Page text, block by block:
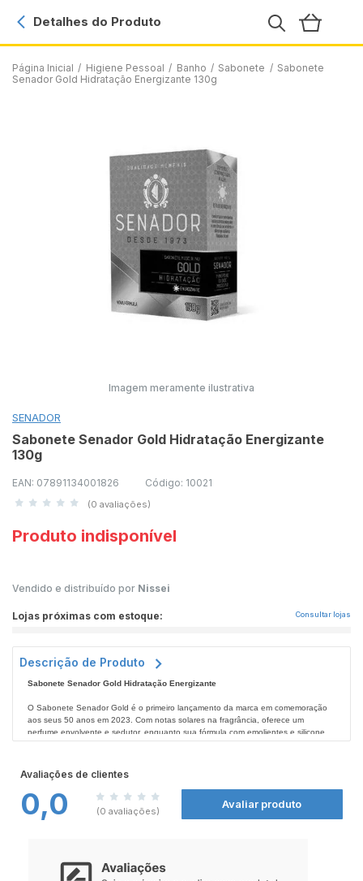
Página Inicial / Higiene Pessoal / Banho / Sabonete / Sabonete
Senador Gold Hidratação Energizante 130g
Detalhes do Produto
Imagem meramente ilustrativa
SENADOR
Sabonete Senador Gold Hidratação Energizante
130g
EAN: 07891134001826 Código: 10021
(0 avaliações)
Produto indisponível
Vendido e distribuído por Nissei
Lojas próximas com estoque: Consultar lojas
Descrição de Produto
Sabonete Senador Gold Hidratação Energizante
O Sabonete Senador Gold é o primeiro lançamento da marca em comemoração
aos seus 50 anos em 2023. Com notas solares na fragrância, oferece um
perfume envolvente e sedutor, enquanto sua fórmula com emolientes e silicone
ajuda na hidratação da pele.
Avaliações de clientes
0,0 (0 avaliações)
Avaliar produto